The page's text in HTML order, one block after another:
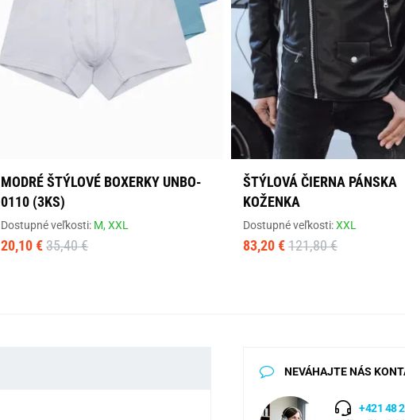
MODRÉ ŠTÝLOVÉ BOXERKY UNBO-
0110 (3KS)
Dostupné veľkosti: M,XXL
20,10 € 35,40 €
ŠTÝLOVÁ ČIERNA PÁNSKA
KOŽENKA
Dostupné veľkosti:XXL
83,20 € 121,80 €
NEVÁHAJTE NÁS
+421 48